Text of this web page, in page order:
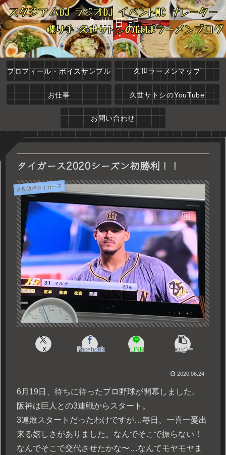
久世日記
プロフィール・ボイスサンプル 久世ラーメンマップ
お仕事 久世サトシのYouTube
お問い合わせ
タイガース2020シーズン初勝利！！
久世阪神タイガース
X Facebook LINE コピー
2020.06.24
6月19日、待ちに待ったプロ野球が開幕しました。
阪神は巨人との3連戦からスタート。
3連敗スタートだったわけですが…毎日、一喜一憂出
来る嬉しさがありました。なんでそこで振らない！
なんでそこで交代させたかな〜…なんてモヤモヤま